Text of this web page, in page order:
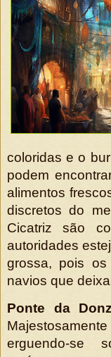
coloridas e o
podem
alimentos
discretos do
Cicatriz são
autoridades
grossa, pois
navios que
Ponte da
Majestosamente
erguendo-se